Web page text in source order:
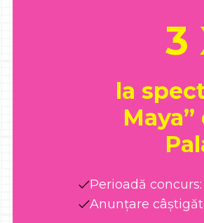
3
la
Perioadă
Anunțare